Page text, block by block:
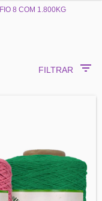
FIO 8 COM 1.800KG
FILTRAR